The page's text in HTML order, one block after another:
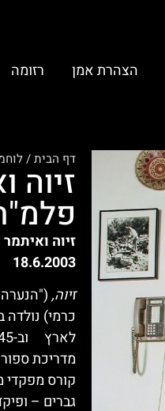
הצהרת אמן רזומה
דף הבית/
זיוה
זיוה
18.6.2003
זיוה,
מדריכת
גברים –